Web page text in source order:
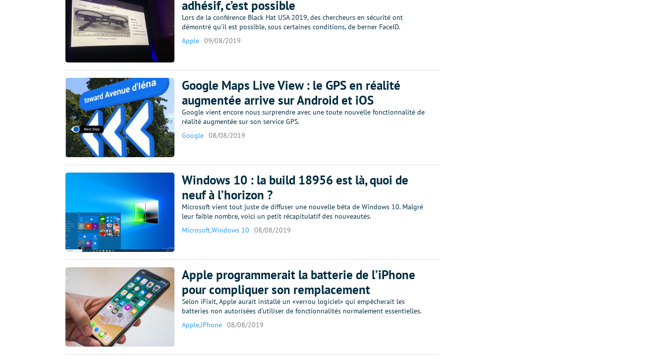
adhésif, c’est possible
Lors de la conférence Black Hat USA 2019, des chercheurs en sécurité ont
démontré qu'il est possible, sous certaines conditions, de berner FaceID.
Apple 09/08/2019
Google Maps Live View : le GPS en réalité
augmentée arrive sur Android et iOS
Google vient encore nous surprendre avec une toute nouvelle fonctionnalité de
réalité augmentée sur son service GPS.
Google 08/08/2019
Windows 10 : la build 18956 est là, quoi de
neuf à l’horizon ?
Microsoft vient tout juste de diffuser une nouvelle bêta de Windows 10. Malgré
leur faible nombre, voici un petit récapitulatif des nouveautés.
Microsoft,Windows 10 08/08/2019
Apple programmerait la batterie de l’iPhone
pour compliquer son remplacement
Selon iFixit, Apple aurait installé un «verrou logiciel» qui empêcherait les
batteries non autorisées d’utiliser de fonctionnalités normalement essentielles.
Apple,iPhone 08/08/2019